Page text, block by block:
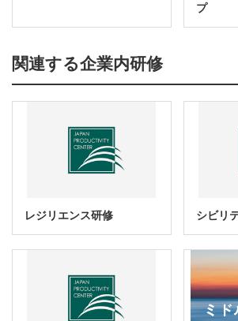
プ
関連する企業内研修
レジリエンス研修 シビリ